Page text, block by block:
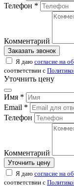
Телефон *
Комментарий
Заказать звонок
Я даю согласие на
соответствии с
Уточнить цену
Имя *
Email *
Телефон
Комментарий
Уточнить цену
Я даю согласие на
соответствии с